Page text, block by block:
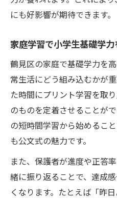
にも好影響が期待できます。
家庭学習で小学生基礎学
鶴見区の家庭で基礎学力を
常生活にどう組み込むかが
た時間にプリント学習を取
のものを定着させることが
の短時間学習から始めるこ
も公文式の魅力です。
また、保護者が進度や正答
緒に振り返ることで、達成
くなります。たとえば「昨